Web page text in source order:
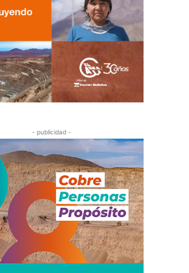
- publicidad -